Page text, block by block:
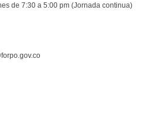
de 7:30 a 5:00 pm (Jornada continua)